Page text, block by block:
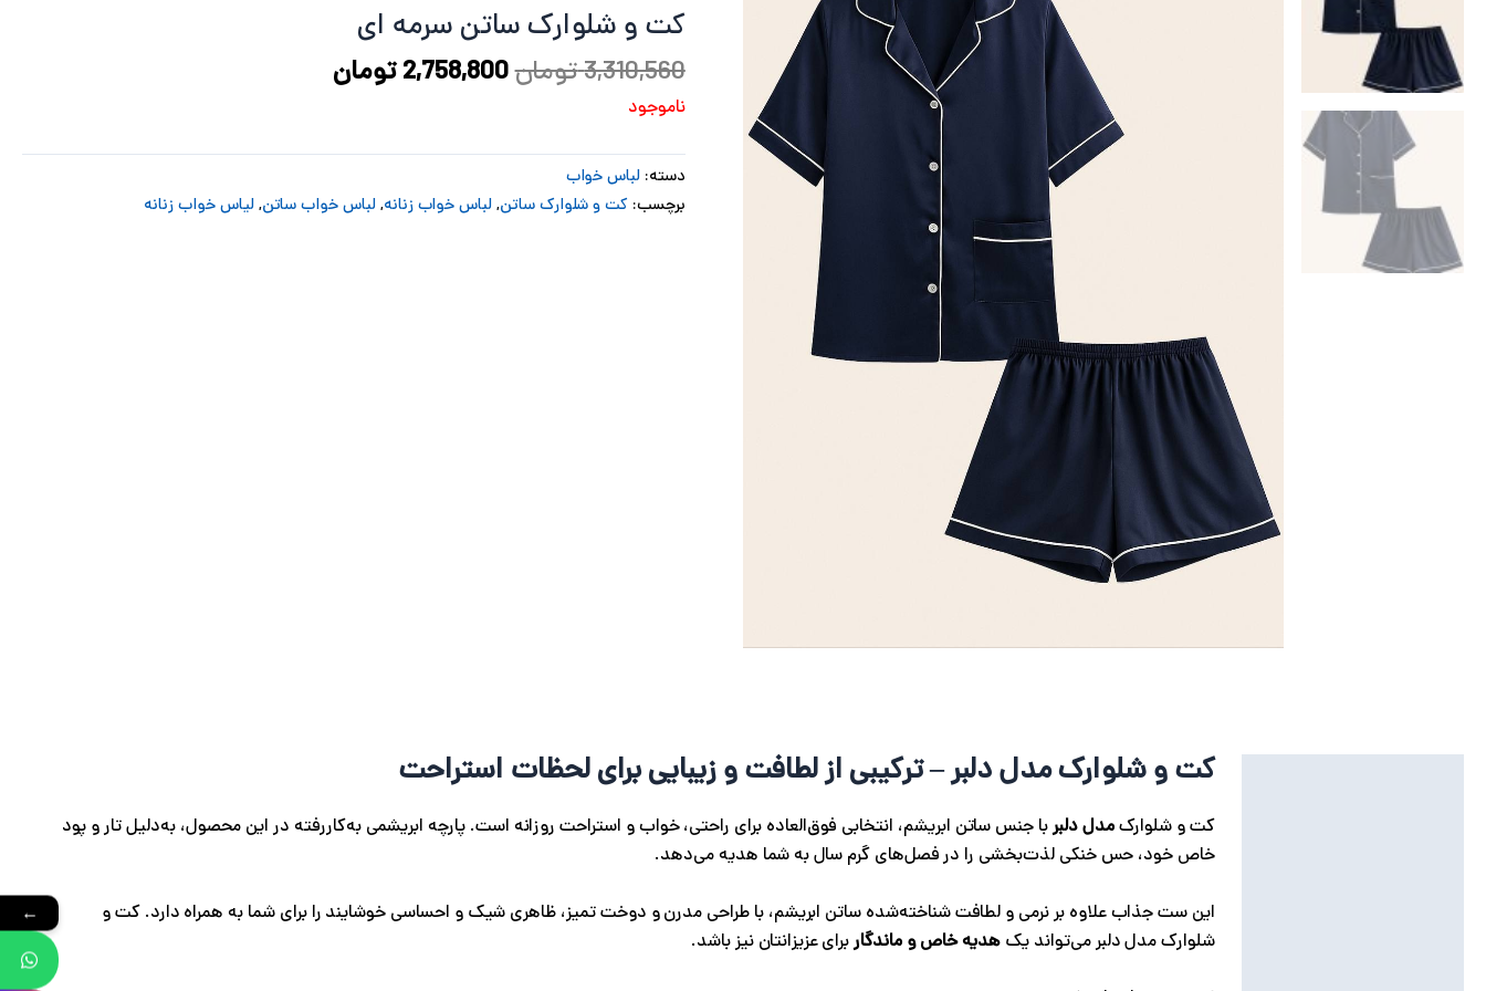
کت و شلوارک ساتن سرمه ای
3,310,560تومان
بود.
2,758,800تومان
ناموجود
دسته: لباس خواب
برچسب: کت و شلوارک ساتن,لباس خواب زنانه,لباس خواب ساتن,لیاس خواب زنانه
کت و شلوارک مدل دلبر – ترکیبی از لطافت و زیبایی برای لحظات استراحت
کت و شلوارکمدل دلبربا جنس ساتن ابریشم، انتخابی فوق‌العاده برای راحتی، خواب و استراحت روزانه است. پارچه ابریشمی به‌کاررفته در این محصول، به‌دلیل تار و پود
خاص خود، حس خنکی لذت‌بخشی را در فصل‌های گرم سال به شما هدیه می‌دهد.
این ست جذاب علاوه بر نرمی و لطافت شناخته‌شده ساتن ابریشم، با طراحی مدرن و دوخت تمیز، ظاهری شیک و احساسی خوشایند را برای شما به همراه دارد. کت و
شلوارک مدل دلبر می‌تواند یک هدیه خاص و ماندگاربرای عزیزانتان نیز باشد.
←